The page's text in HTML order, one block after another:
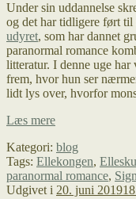
Under sin uddannelse
og det har tidligere ført
udyret, som har dannet
paranormal romance
litteratur. I denne uge
frem, hvor hun ser
lidt lys over, hvorfor
Læs mereParanormal
sexede
monstre
og
frie
Kategori: blog
Tags: Ellekongen,
paranormal romance,
Udgivet i 20. juni 2019